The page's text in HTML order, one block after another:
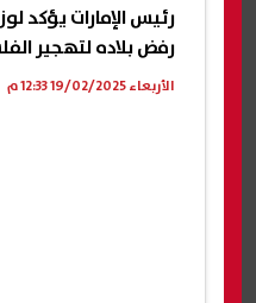
رئيس الإمارات يؤكد
رفض بلاده لتهجير
الأربعاء 19/02/2025 12:33 م